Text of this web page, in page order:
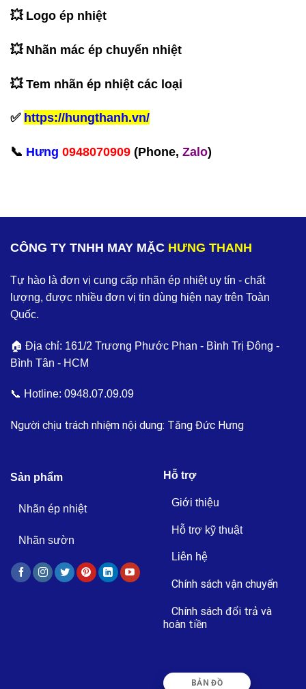
💥 Logo ép nhiệt
💥 Nhãn mác ép chuyển nhiệt
💥 Tem nhãn ép nhiệt các loại
✅ https://hungthanh.vn/
‪📞 Hưng 0948070909 (Phone, Zalo)‬
CÔNG TY TNHH MAY MẶC HƯNG THANH
Tự hào là đơn vị cung cấp nhãn ép nhiệt uy tín - chất
lượng, được nhiều đơn vị tin dùng hiện nay trên Toàn
Quốc.
🏠 Địa chỉ: 161/2 Trương Phước Phan - Bình Trị Đông -
Bình Tân - HCM
📞 Hotline: 0948.07.09.09
Người chịu trách nhiệm nội dung: Tăng Đức Hưng
Sản phẩm
Nhãn ép nhiệt
Nhãn sườn
Hỗ trợ
Giới thiệu
Hỗ trợ kỹ thuật
Liên hệ
Chính sách vận chuyển
Chính sách đổi trả và
hoàn tiền
BẢN ĐỒ